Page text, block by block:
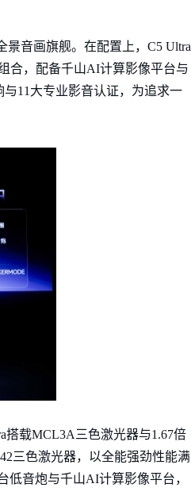
景音画旗舰。在配置上，C5 Ultra
合，配备千山AI计算影像平台与
11大专业影音认证，为追求一
搭载MCL3A三色激光器与1.67倍
三色激光器，以全能强劲性能满
音炮与千山AI计算影像平台，